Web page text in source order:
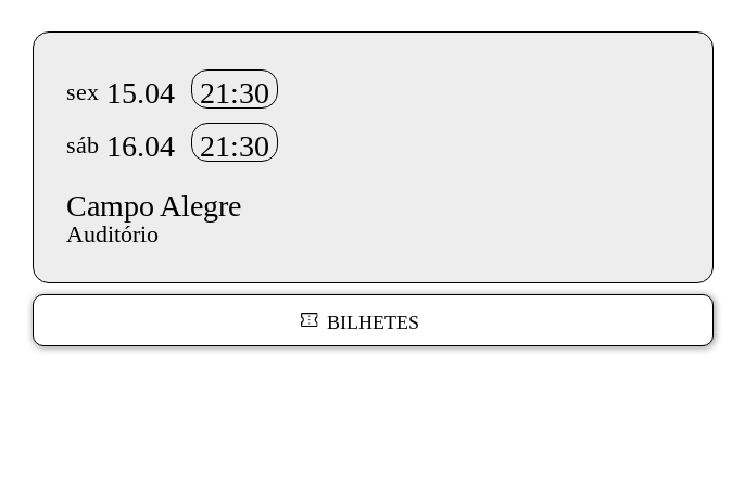
Info sobre horário e bilhetes
sex 15.04 21:30
sáb 16.04
21:30
Campo Alegre
Auditório
BILHETES